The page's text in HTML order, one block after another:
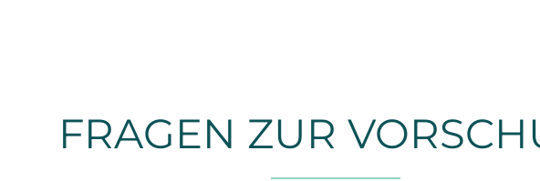
FRAGEN ZUR